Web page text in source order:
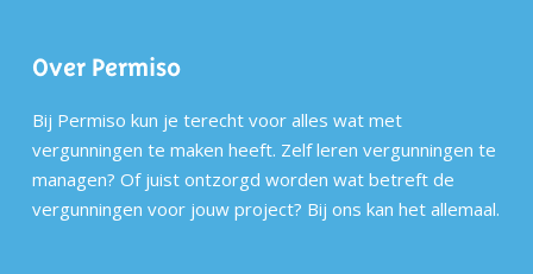
Over Permiso
Bij Permiso kun je terecht voor alles wat met
vergunningen te maken heeft. Zelf leren vergunningen te
managen? Of juist ontzorgd worden wat betreft de
vergunningen voor jouw project? Bij ons kan het allemaal.